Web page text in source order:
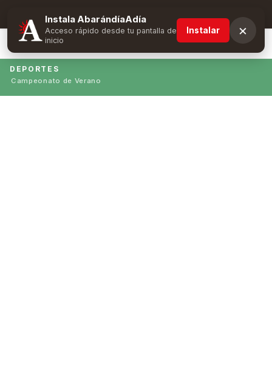
Suscríbete y obtén ventajas exclusivas
DEPORTES
Campeonato de Verano
Instala AbarándíaAdía
Acceso rápido desde tu pantalla de
inicio
Instalar ×